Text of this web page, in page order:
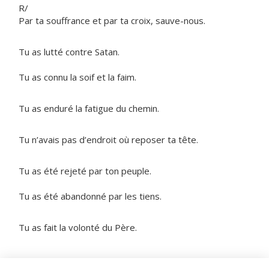
R/
Par ta souffrance et par ta croix, sauve-nous.
Tu as lutté contre Satan.
Tu as connu la soif et la faim.
Tu as enduré la fatigue du chemin.
Tu n’avais pas d’endroit où reposer ta tête.
Tu as été rejeté par ton peuple.
Tu as été abandonné par les tiens.
Tu as fait la volonté du Père.